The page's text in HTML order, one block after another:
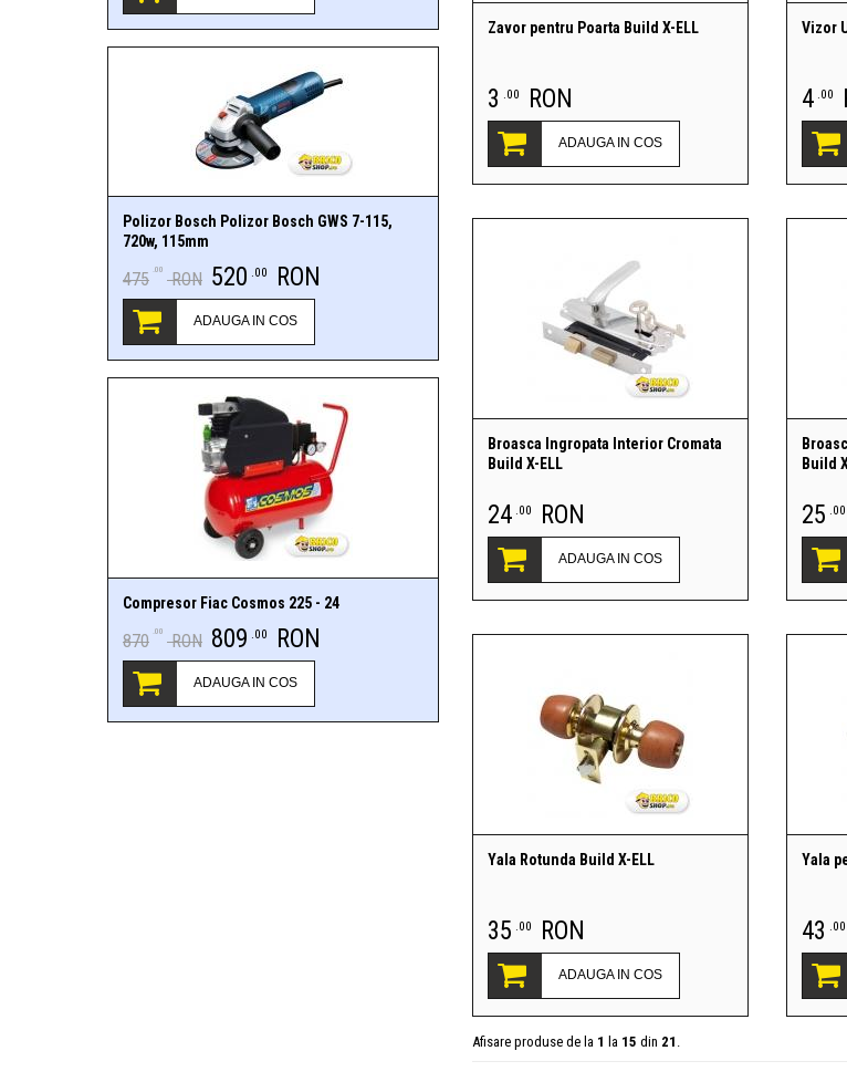
Polizor Bosch Polizor Bosch GWS 7-115,
720w, 115mm
475 .00 RON 520 .00 RON
ADAUGA IN COS
Compresor Fiac Cosmos 225 - 24
870 .00 RON 809 .00 RON
ADAUGA IN COS
Zavor pentru Poarta Build X-ELL
3 .00 RON
ADAUGA IN COS
Vizor
4 .00
Broasca Ingropata Interior Cromata
Build X-ELL
24 .00 RON
ADAUGA IN COS
Build
25 .00
Yala Rotunda Build X-ELL
35 .00 RON
ADAUGA IN COS
Yala
43 .00
Afisare produse de la 1 la 15 din 21 .